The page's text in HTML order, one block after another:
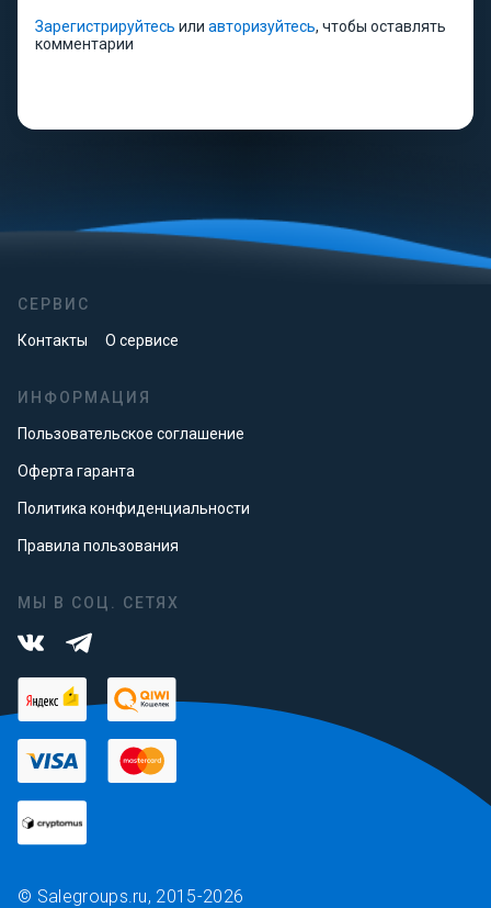
Зарегистрируйтесь или авторизуйтесь, чтобы оставлять
комментарии
СЕРВИС
Контакты О сервисе
ИНФОРМАЦИЯ
Пользовательское соглашение
Оферта гаранта
Политика конфиденциальности
Правила пользования
МЫ В СОЦ. СЕТЯХ
© Salegroups.ru, 2015-2026